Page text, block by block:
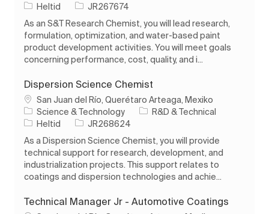
Typ av jobb
Heltid Jobb-ID
JR267674
As an S&T Research Chemist, you will lead research,
formulation, optimization, and water-based paint
product development activities. You will meet goals
concerning performance, cost, quality, and i...
Dispersion Science Chemist
PlatsSan Juan del Río, Querétaro Arteaga, Mexiko
Science & Technology
Kategori
R&D & Technical
Typ av jobb
Heltid Jobb-ID
JR268624
As a Dispersion Science Chemist, you will provide
technical support for research, development, and
industrialization projects. This support relates to
coatings and dispersion technologies and achie...
Technical Manager Jr - Automotive Coatings